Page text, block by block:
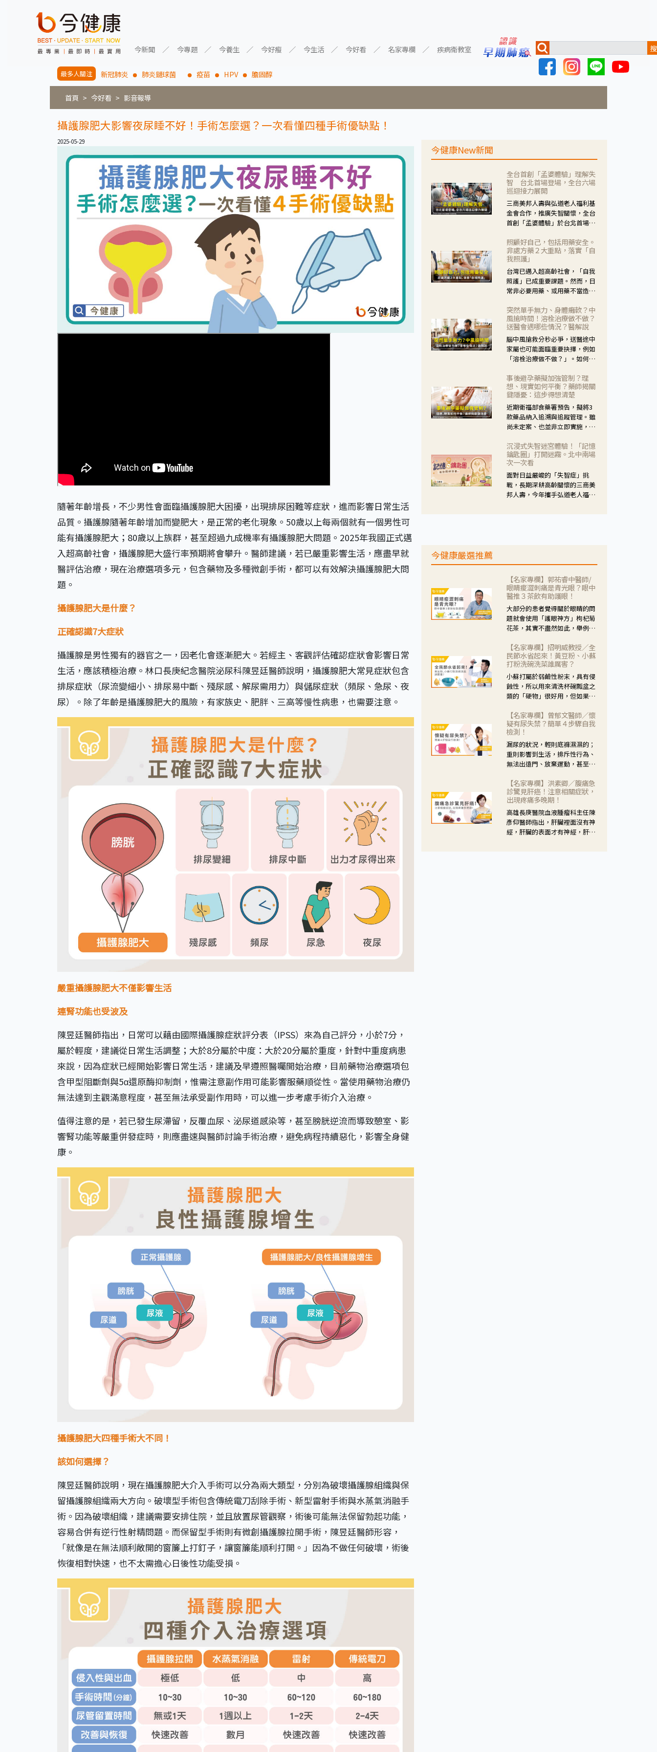
今新聞 今專題 今養生 今好瘦 今生活 今好看 名家專欄 疾病衛教室
最多人關注 新冠肺炎 肺炎鏈球菌 疫苗 HPV 膽固醇
首頁 今好看 影音報導
攝護腺肥大影響夜尿睡不好！手術怎麼選？一次看懂四種手術優缺點！
2025-05-29
隨著年齡增長，不少男性會面臨攝護腺肥大困擾，出現排尿困難等症狀，進而影響日常生活
品質。攝護腺隨著年齡增加而變肥大，是正常的老化現象。50歲以上每兩個就有一個男性可
能有攝護腺肥大；80歲以上族群，甚至超過九成機率有攝護腺肥大問題。2025年我國正式邁
入超高齡社會，攝護腺肥大盛行率預期將會攀升。醫師建議，若已嚴重影響生活，應盡早就
醫評估治療，現在治療選項多元，包含藥物及多種微創手術，都可以有效解決攝護腺肥大問
題。
攝護腺肥大是什麼？
正確認識7大症狀
攝護腺是男性獨有的器官之一，因老化會逐漸肥大。若經主、客觀評估確認症狀會影響日常
生活，應該積極治療。林口長庚紀念醫院泌尿科陳昱廷醫師說明，攝護腺肥大常見症狀包含
排尿症狀（尿流變細小、排尿易中斷、殘尿感、解尿需用力）與儲尿症狀（頻尿、急尿、夜
尿）。除了年齡是攝護腺肥大的風險，有家族史、肥胖、三高等慢性病患，也需要注意。
嚴重攝護腺肥大不僅影響生活
連腎功能也受波及
陳昱廷醫師指出，日常可以藉由國際攝護腺症狀評分表（IPSS）來為自己評分，小於7分，
屬於輕度，建議從日常生活調整；大於8分屬於中度：大於20分屬於重度，針對中重度病患
來說，因為症狀已經開始影響日常生活，建議及早遵照醫囑開始治療，目前藥物治療選項包
含甲型阻斷劑與5α還原酶抑制劑，惟需注意副作用可能影響服藥順從性。當使用藥物治療仍
無法達到主觀滿意程度，甚至無法承受副作用時，可以進一步考慮手術介入治療。
值得注意的是，若已發生尿滯留，反覆血尿、泌尿道感染等，甚至膀胱逆流而導致憩室、影
響腎功能等嚴重併發症時，則應盡速與醫師討論手術治療，避免病程持續惡化，影響全身健
康。
攝護腺肥大四種手術大不同！
該如何選擇？
陳昱廷醫師說明，現在攝護腺肥大介入手術可以分為兩大類型，分別為破壞攝護腺組織與保
留攝護腺組織兩大方向。破壞型手術包含傳統電刀刮除手術、新型雷射手術與水蒸氣消融手
術。因為破壞組織，建議需要安排住院，並且放置尿管觀察，術後可能無法保留勃起功能，
容易合併有逆行性射精問題。而保留型手術則有微創攝護腺拉開手術，陳昱廷醫師形容，
「就像是在無法順利敞開的窗簾上打釘子，讓窗簾能順利打開。」因為不做任何破壞，術後
恢復相對快速，也不太需擔心日後性功能受損。
今健康New新聞
全台首創「孟婆體驗」理解失
智 台北首場登場，全台六場
巡迴接力展開
三商美邦人壽與弘道老人福利基
金會合作，推廣失智關懷，全台
首創「孟婆體驗」於台北首場實
模式，用結合情境互動等豐富活
動，將抽象的失智轉化為可感
受、可討論的生活情境，並引導
民眾在家人開始出現改變時，以
理解取代責備、以耐心回應不
安。
照顧好自己，包括用藥安全。
非處方藥２大重點，落實「自
我照護」
台灣已邁入超高齡社會，「自我
照護」已成重要課題。然而，日
常非必要用藥、或用藥不當造成
在重要。社團法人台灣自我照護
產業協會 提出「非處方藥正確使
用」與「藥師給力」，鼓勵民眾
建立安全且正確的自我照護習
慣。
突然單手無力、身體癱軟？中
風搶時間！溶栓治療做不做？
送醫會遇哪些情況？醫解說
腦中風搶救分秒必爭，送醫途中
家屬也可能面臨重要抉擇，例如
「溶栓治療做不做？」。如何搶
會理事長陳龍醫師解說！
事後避孕藥擬加強管制？理
想、現實如何平衡？藥師揭關
鍵隱憂：這步得想清楚
近期衛福部食藥署預告，擬將3
款藥品納入追溯與追蹤管理。雖
尚未定案、也並非立即實施，不
人杰藥師表示，這三款藥物目
的、作用、風險各有不同，管制
與否所帶來的後許影響也不同，
可先了解其特性。
沉浸式失智迷宮體驗！「記憶
鑰匙圈」打開迷霧。北中南場
次一次看
面對日益嚴峻的「失智症」挑
戰，長期深耕高齡關懷的三商美
邦人壽，今年攜手弘道老人福利
生活挑戰。
今健康嚴選推薦
【名家專欄】郭祐睿中醫師/
眼睛痠澀刺痛是青光眼？眼中
醫推３茶飲有助護眼！
大部分的患者覺得關於眼睛的問
題就會使用「護眼神方」枸杞菊
花茶，其實不盡然如此，舉例來
紅、眼睛痛、眼屎多而且顏色
黃，當然就可以使用枸杞菊花
茶，但是枸杞的劑量要少，菊花
的劑量要多；若是有以上症狀以
外，眼睛還會有灼熱感，眼屎多
到會「牽絲」，也就是水樣分泌
了，這時候就要使用菊花、金銀
花來治療；假如單純的眼睛乾
澀，結膜沒有紅，眼睛周圍沒有
眼屎，這種情況是屬於「陰
虛」，就可以使用枸杞、蓮藕、
麥門冬、山藥等比較滋潤的藥
【名家專欄】招明威教授／全
民節水省起來！黃豆粉、小蘇
打粉洗碗洗菜誰厲害？
小蘇打屬於弱鹼性粉末，具有侵
蝕性，所以用來清洗杯碗瓢盆之
類的「硬物」很好用，但如果用
特別注意用法用量，使用過多或
是浸泡太久，容易腐蝕蔬菜的纖
維，讓菜軟掉不清脆。
【名家專欄】曾郁文醫師／懷
疑有尿失禁？簡單４步驟自我
檢測！
漏尿的狀況，輕則底褲濕濕的；
重則影響到生活，排斥性行為、
無法出遠門、放棄運動，甚至怕
禁」的症狀，長期下來不敢與朋
友往來，低潮陰霾造成憂鬱症。
【名家專欄】洪素卿／腹痛急
診驚見肝癌！注意相關症狀，
出現疼痛多晚期！
高雄長庚醫院血液腫瘤科主任陳
彥仰醫師指出，肝臟裡面沒有神
經，肝臟的表面才有神經，肝臟